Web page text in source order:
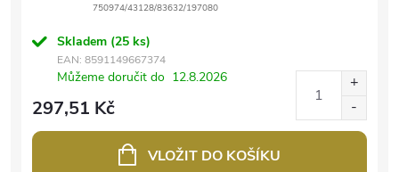
750974/43128/83632/197080
Skladem (25 ks)
EAN: 8591149667374
Můžeme doručit do 12.8.2026
297,51 Kč
VLOŽIT DO KOŠÍKU